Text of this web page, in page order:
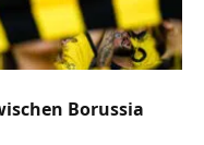
Borussia